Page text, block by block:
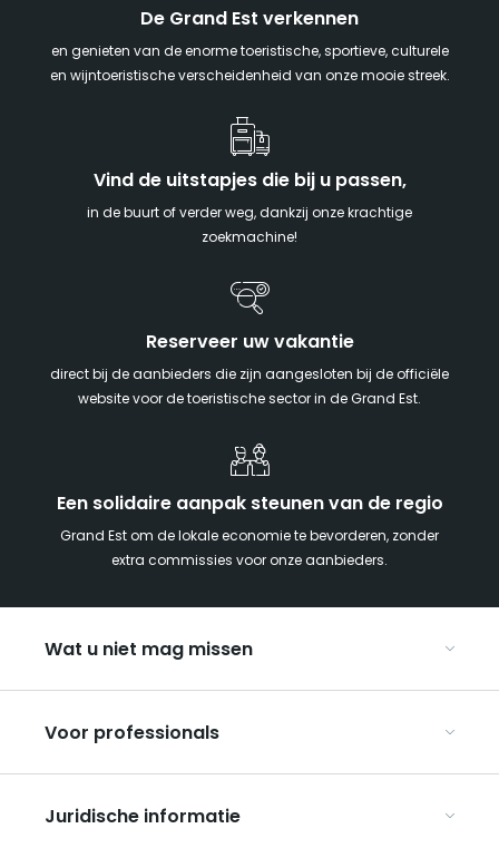
De Grand Est verkennen
en genieten van de enorme toeristische, sportieve, culturele
en wijntoeristische verscheidenheid van onze mooie streek.
Vind de uitstapjes die bij u passen,
in de buurt of verder weg, dankzij onze krachtige
zoekmachine!
Reserveer uw vakantie
direct bij de aanbieders die zijn aangesloten bij de officiële
website voor de toeristische sector in de Grand Est.
Een solidaire aanpak steunen van de regio
Grand Est om de lokale economie te bevorderen, zonder
extra commissies voor onze aanbieders.
Wat u niet mag missen
Met z’n tweeën
Kerst in Oost-Frankrijk
De Route des Vins d’Alsace
Voor professionals
Organiseer uw groepsreizen
Juridische informatie